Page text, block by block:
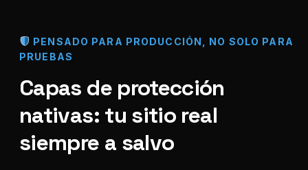
PENSADO PARA PRODUCCIÓN, NO SOLO PARA
PRUEBAS
Capas de protección
nativas: tu sitio real
siempre a salvo